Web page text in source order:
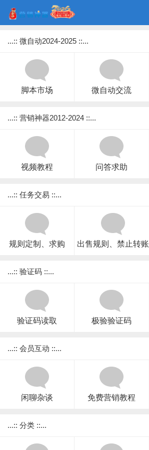
...:: 微自动2024-2025 ::...
脚本市场 微自动交流
...:: 营销神器2012-2024 ::...
视频教程 问答求助
...:: 任务交易 ::...
规则定制、求购 出售规则、禁止转账
...:: 验证码 ::...
验证码读取 极验验证码
...:: 会员互动 ::...
闲聊杂谈 免费营销教程
...:: 分类 ::...